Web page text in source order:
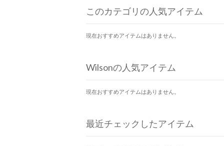
このカテゴリの人気アイテム
現在おすすめアイテムはありません。
Wilsonの人気アイテム
現在おすすめアイテムはありません。
最近チェックしたアイテム